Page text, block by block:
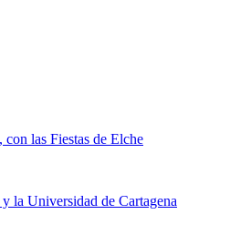
las Fiestas de Elche
la Universidad de Cartagena